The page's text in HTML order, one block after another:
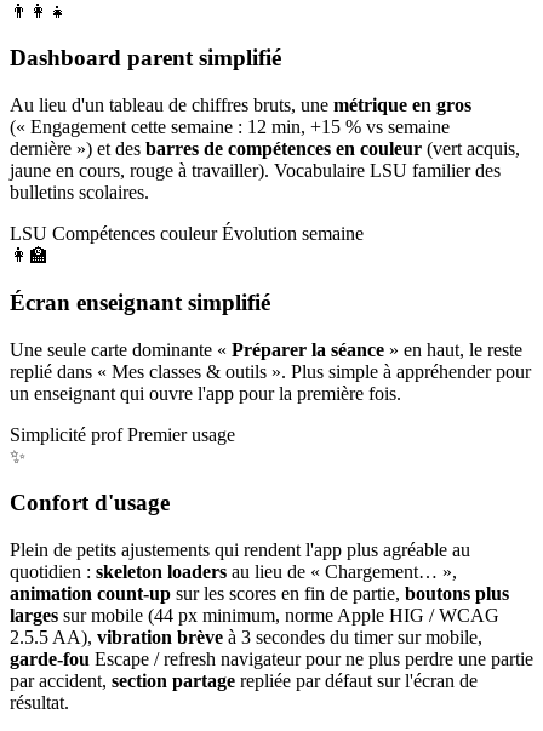
👨‍👩‍👧
Dashboard parent simplifié
Au lieu d'un tableau de chiffres bruts, une métrique en gros
(« Engagement cette semaine : 12 min, +15 % vs semaine
dernière ») et des barres de compétences en couleur (vert acquis,
jaune en cours, rouge à travailler). Vocabulaire LSU familier des
bulletins scolaires.
LSU Compétences couleur Évolution semaine
👩‍🏫
Écran enseignant simplifié
Une seule carte dominante « Préparer la séance » en haut, le reste
replié dans « Mes classes & outils ». Plus simple à appréhender pour
un enseignant qui ouvre l'app pour la première fois.
Simplicité prof Premier usage
✨
Confort d'usage
Plein de petits ajustements qui rendent l'app plus agréable au
quotidien : skeleton loaders au lieu de « Chargement… »,
animation count-up sur les scores en fin de partie, boutons plus
larges sur mobile (44 px minimum, norme Apple HIG / WCAG
2.5.5 AA), vibration brève à 3 secondes du timer sur mobile,
garde-fou Escape / refresh navigateur pour ne plus perdre une partie
par accident, section partage repliée par défaut sur l'écran de
résultat.